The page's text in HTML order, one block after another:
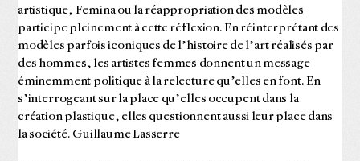
artistique, Femina ou la réappropriation des modèles
participe pleinement à cette réflexion. En réinterprétant des
modèles parfois iconiques de l’histoire de l’art réalisés par
des hommes, les artistes femmes donnent un message
éminemment politique à la relecture qu’elles en font. En
s’interrogeant sur la place qu’elles occupent dans la
création plastique, elles questionnent aussi leur place dans
la société. Guillaume Lasserre